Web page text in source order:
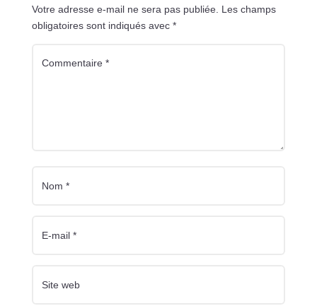
Votre adresse e-mail ne sera pas publiée. Les champs
obligatoires sont indiqués avec *